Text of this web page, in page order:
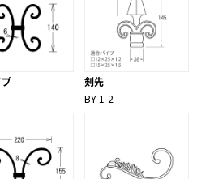
剣先
BY-1-2